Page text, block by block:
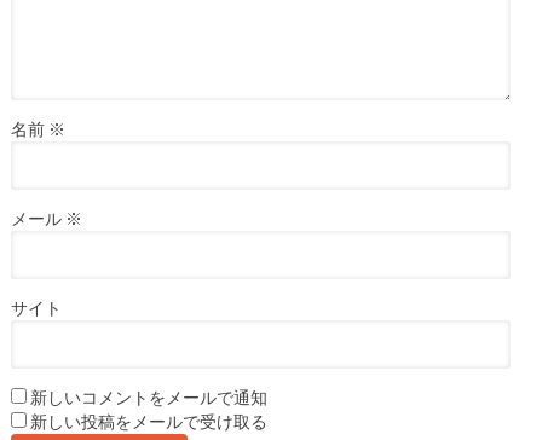
名前 ※
メール ※
サイト
新しいコメントをメールで通知
新しい投稿をメールで受け取る